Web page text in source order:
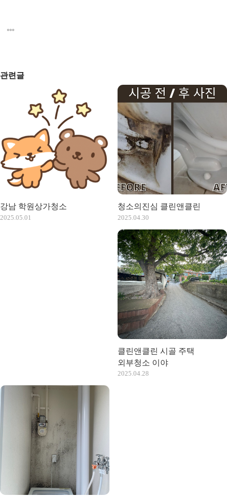
관련글
강남 학원상가청소
2025.05.01
청소의진심 클린앤클린
2025.04.30
클린앤클린 시골 주택
외부청소 이야
2025.04.28